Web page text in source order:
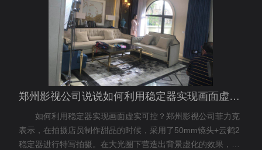
郑州影视公司说说如何利用稳定器实现画面虚实可控
如何利用稳定器实现画面虚实可控？郑州影视公司菲力克
表示，在拍摄店员制作甜品的时候，采用了50mm镜头+云鹤2
稳定器进行特写拍摄。在大光圈下营造出背景虚化的效果，配